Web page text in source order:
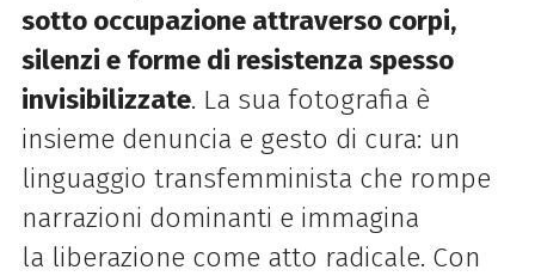
sotto occupazione attraverso corpi,
silenzi e forme di resistenza spesso
invisibilizzate. La sua fotografia è
insieme denuncia e gesto di cura: un
linguaggio transfemminista che rompe
narrazioni dominanti e immagina
la liberazione come atto radicale. Con